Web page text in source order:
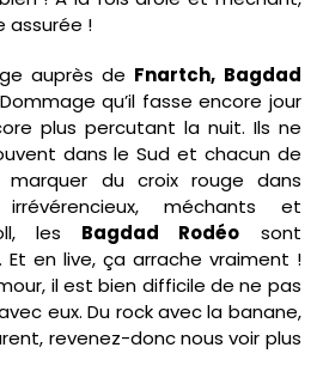
assurée !
auprès de Fnartch, Bagdad
qu’il fasse encore jour
plus percutant la nuit. Ils ne
dans le Sud et chacun de
du croix rouge dans
méchants et
les Bagdad Rodéo sont
Et en live, ça arrache vraiment !
il est bien difficile de ne pas
eux. Du rock avec la banane,
revenez-donc nous voir plus